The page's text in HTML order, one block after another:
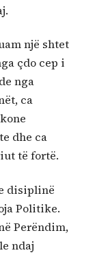
një shtet
çdo cep i
nga
ca
dhe ca
të fortë.
disiplinë
Politike.
Perëndim,
ndaj